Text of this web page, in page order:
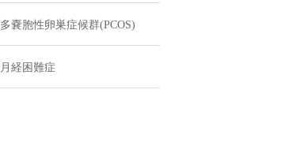
多嚢胞性卵巣症候群(PCOS)
月経困難症